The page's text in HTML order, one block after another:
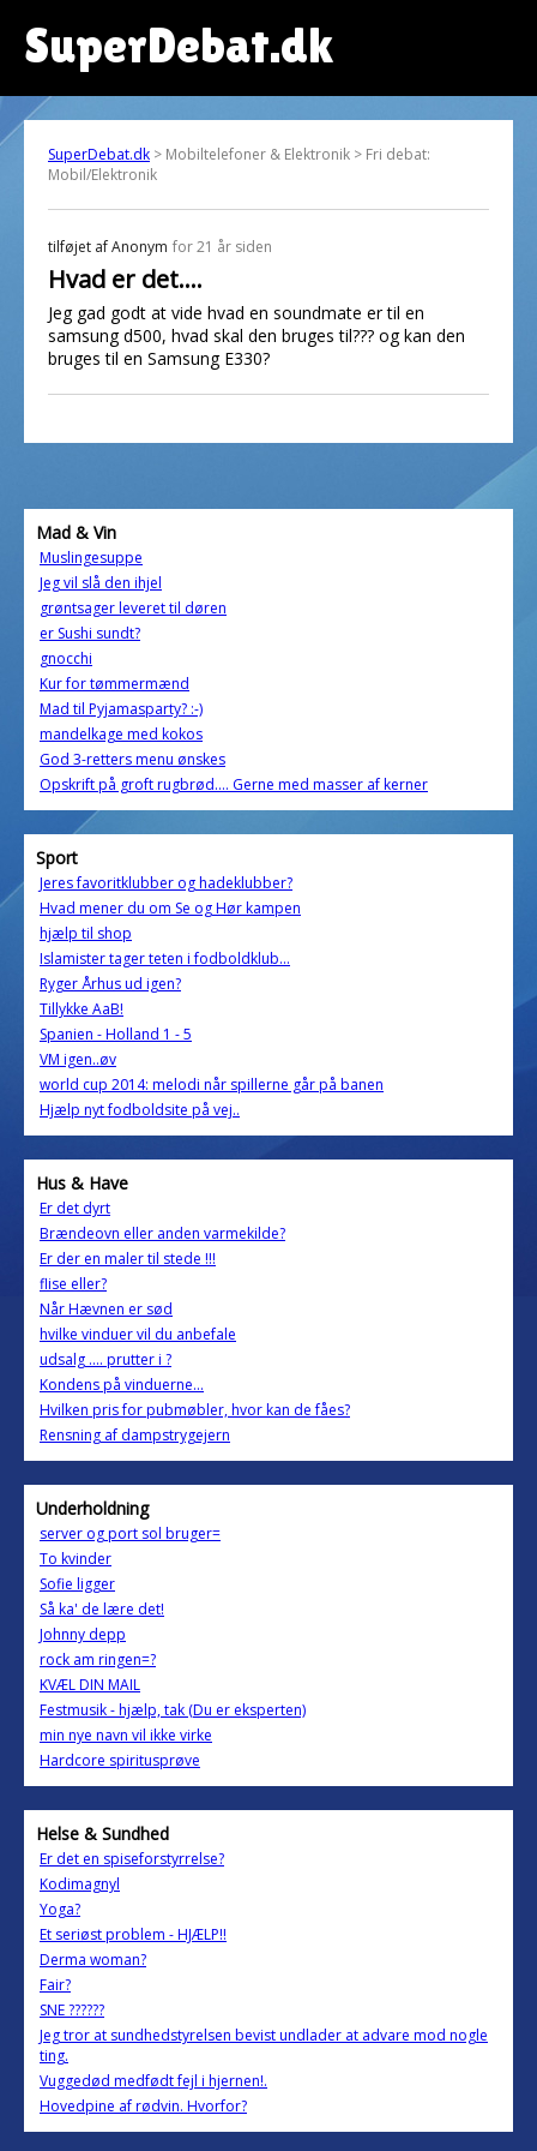
SuperDebat.dk
SuperDebat.dk > Mobiltelefoner & Elektronik > Fri debat:
Mobil/Elektronik
tilføjet afAnonym for 21 år siden
Hvad er det....
Jeg gad godt at vide hvad en soundmate er til en
samsung d500, hvad skal den bruges til??? og kan den
bruges til en Samsung E330?
Mad & Vin
Muslingesuppe
Jeg vil slå den ihjel
grøntsager leveret til døren
er Sushi sundt?
gnocchi
Kur for tømmermænd
Mad til Pyjamasparty? :-)
mandelkage med kokos
God 3-retters menu ønskes
Opskrift på groft rugbrød.... Gerne med masser af kerner
Sport
Jeres favoritklubber og hadeklubber?
Hvad mener du om Se og Hør kampen
hjælp til shop
Islamister tager teten i fodboldklub...
Ryger Århus ud igen?
Tillykke AaB!
Spanien - Holland 1 - 5
VM igen..øv
world cup 2014: melodi når spillerne går på banen
Hjælp nyt fodboldsite på vej..
Hus & Have
Er det dyrt
Brændeovn eller anden varmekilde?
Er der en maler til stede !!!
flise eller?
Når Hævnen er sød
hvilke vinduer vil du anbefale
udsalg .... prutter i ?
Kondens på vinduerne...
Hvilken pris for pubmøbler, hvor kan de fåes?
Rensning af dampstrygejern
Underholdning
server og port sol bruger=
To kvinder
Sofie ligger
Så ka' de lære det!
Johnny depp
rock am ringen=?
KVÆL DIN MAIL
Festmusik - hjælp, tak (Du er eksperten)
min nye navn vil ikke virke
Hardcore spiritusprøve
Helse & Sundhed
Er det en spiseforstyrrelse?
Kodimagnyl
Yoga?
Et seriøst problem - HJÆLP!!
Derma woman?
Fair?
SNE ??????
Jeg tror at sundhedstyrelsen bevist undlader at advare mod nogle
ting.
Vuggedød medfødt fejl i hjernen!.
Hovedpine af rødvin. Hvorfor?